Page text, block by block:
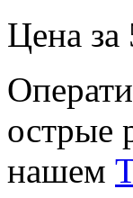
Цена за
острые
нашем